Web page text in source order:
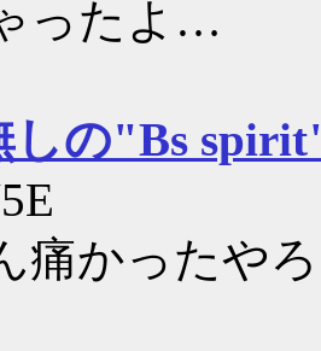
ったよ…
しの"Bs
痛かったや